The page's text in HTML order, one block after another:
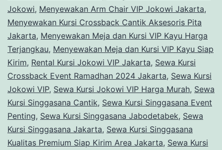
Jokowi, Menyewakan Arm Chair VIP Jokowi Jakarta,
Menyewakan Kursi Crossback Cantik Aksesoris Pita
Jakarta, Menyewakan Meja dan Kursi VIP Kayu Harga
Terjangkau, Menyewakan Meja dan Kursi VIP Kayu Siap
Kirim, Rental Kursi Jokowi VIP Jakarta, Sewa Kursi
Crossback Event Ramadhan 2024 Jakarta, Sewa Kursi
Jokowi VIP, Sewa Kursi Jokowi VIP Harga Murah, Sewa
Kursi Singgasana Cantik, Sewa Kursi Singgasana Event
Penting, Sewa Kursi Singgasana Jabodetabek, Sewa
Kursi Singgasana Jakarta, Sewa Kursi Singgasana
Kualitas Premium Siap Kirim Area Jakarta, Sewa Kursi